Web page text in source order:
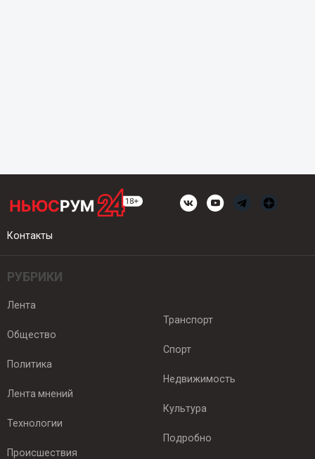
Контакты
РУБРИКИ
Лента
Общество
Политика
Лента мнений
Технологии
Происшествия
Транспорт
Спорт
Недвижимость
Культура
Подробно